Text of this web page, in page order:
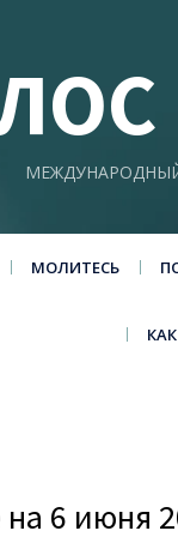
МОЛИТЕСЬ
6 июня